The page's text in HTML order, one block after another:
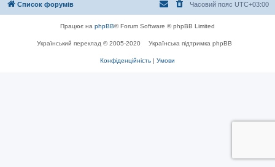
Список форумів Часовий пояс UTC+03:00
Працює на phpBB® Forum Software © phpBB Limited
Український переклад © 2005-2020 Українська підтримка phpBB
Конфіденційність | Умови